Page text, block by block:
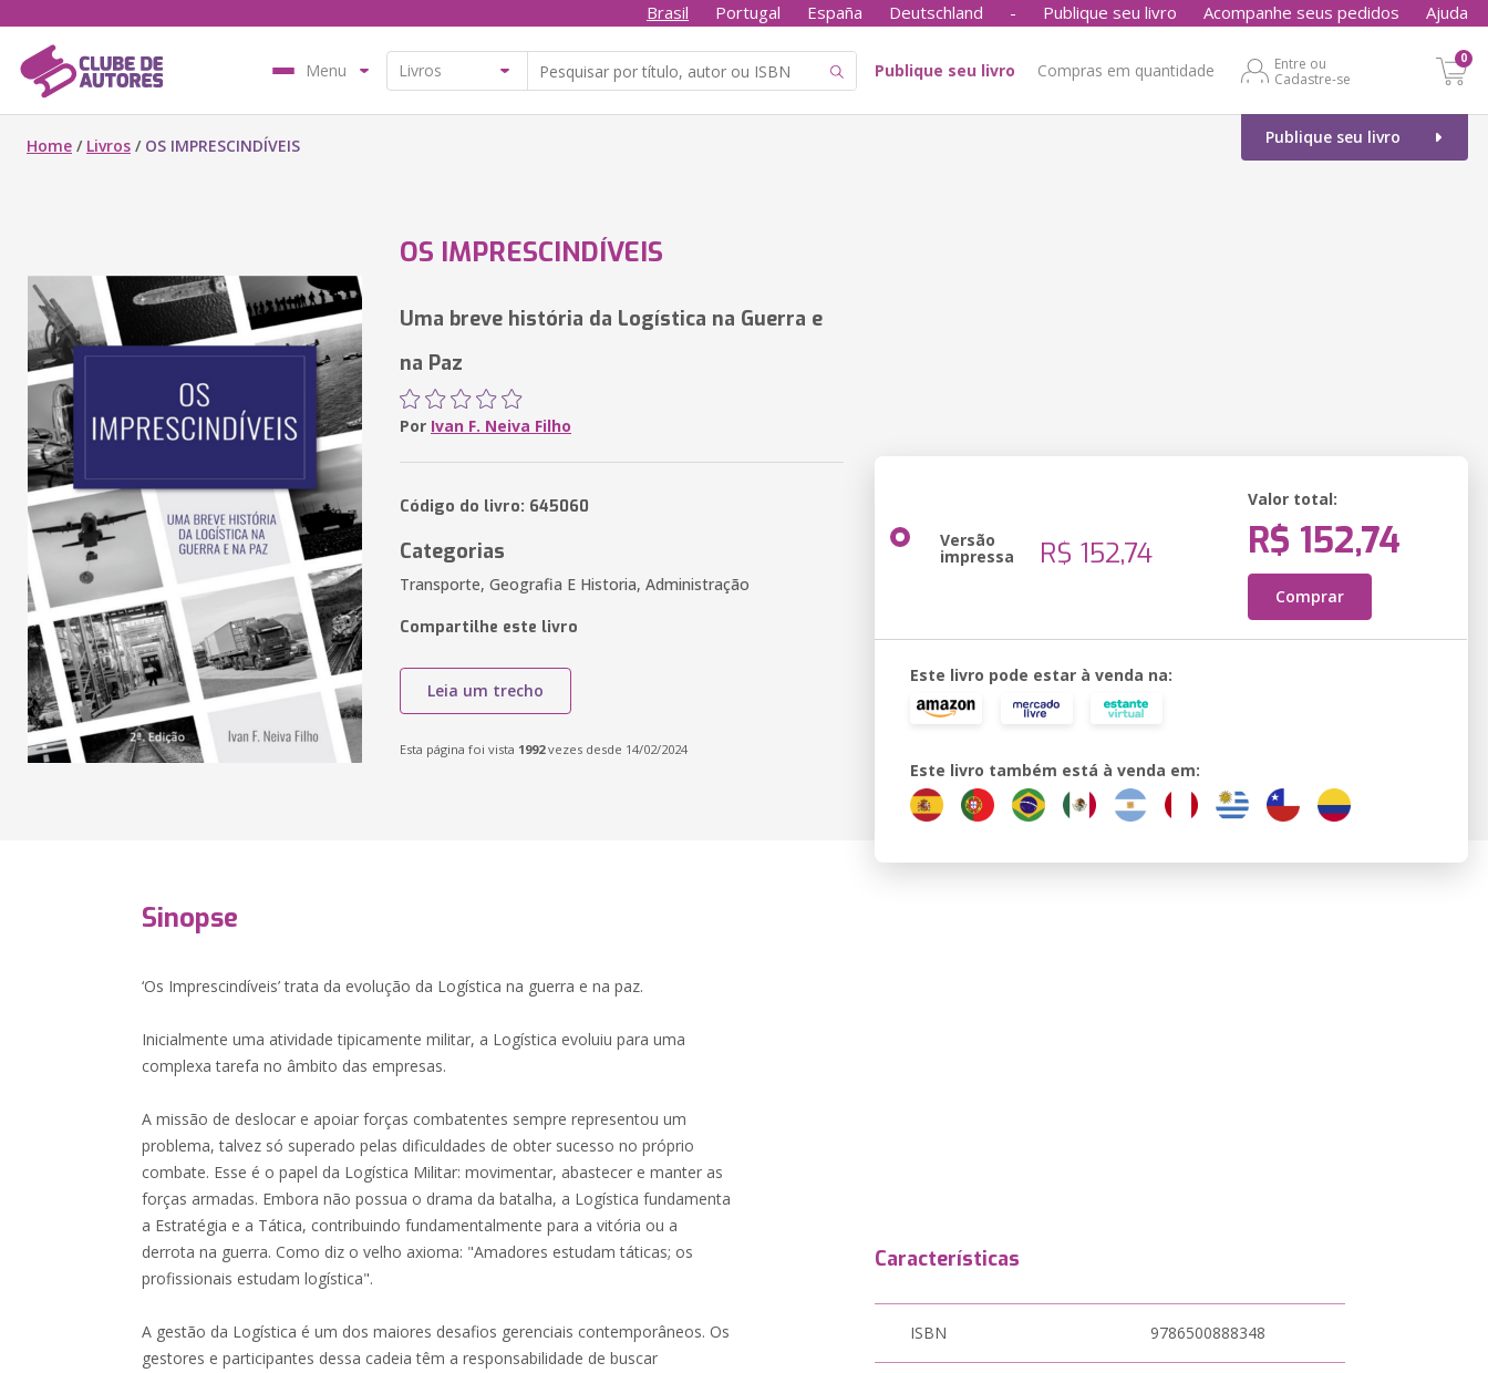
Brasil Portugal España Deutschland - Publique seu livro Acompanhe seus pedidos Ajuda
Menu Publique seu livro Compras em quantidade
Entre ou
Cadastre-se
0
Publique seu livro
Home / Livros / OS IMPRESCINDÍVEIS
OS IMPRESCINDÍVEIS
Uma breve história da Logística na Guerra e
na Paz
Por Ivan F. Neiva Filho
Código do livro: 645060
Categorias
Transporte, Geografia E Historia, Administração
Compartilhe este livro
Leia um trecho
Esta página foi vista 1992vezes desde 14/02/2024
Versão
impressa R$ 152,74
Valor total:
R$ 152,74
Comprar
Este livro pode estar à venda na:
Este livro também está à venda em:
Sinopse
‘Os Imprescindíveis’ trata da evolução da Logística na guerra e na paz.
Inicialmente uma atividade tipicamente militar, a Logística evoluiu para uma
complexa tarefa no âmbito das empresas.
A missão de deslocar e apoiar forças combatentes sempre representou um
problema, talvez só superado pelas dificuldades de obter sucesso no próprio
combate. Esse é o papel da Logística Militar: movimentar, abastecer e manter as
forças armadas. Embora não possua o drama da batalha, a Logística fundamenta
a Estratégia e a Tática, contribuindo fundamentalmente para a vitória ou a
derrota na guerra. Como diz o velho axioma: "Amadores estudam táticas; os
profissionais estudam logística".
A gestão da Logística é um dos maiores desafios gerenciais contemporâneos. Os
gestores e participantes dessa cadeia têm a responsabilidade de buscar
Características
ISBN 9786500888348